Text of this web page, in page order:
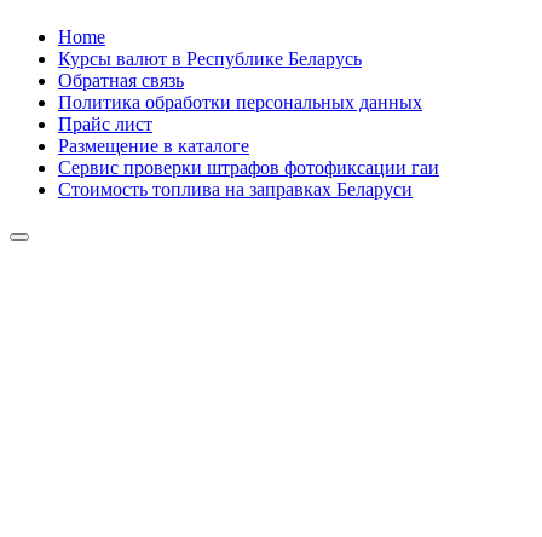
Skip
content
Home
Курсы валют в Республике Беларусь
Обратная связь
Политика обработки персональных данных
Прайс лист
Размещение в каталоге
Сервис проверки штрафов фотофиксации гаи
Стоимость топлива на заправках Беларуси